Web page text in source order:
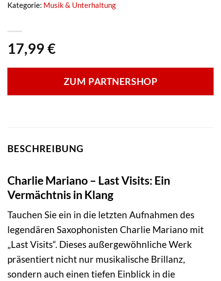
17,99 €
ZUM PARTNERSHOP
Kategorie: Musik & Unterhaltung
BESCHREIBUNG
Charlie Mariano – Last Visits: Ein
Vermächtnis in Klang
Tauchen Sie ein in die letzten Aufnahmen des
legendären Saxophonisten Charlie Mariano mit
„Last Visits“. Dieses außergewöhnliche Werk
präsentiert nicht nur musikalische Brillanz,
sondern auch einen tiefen Einblick in die